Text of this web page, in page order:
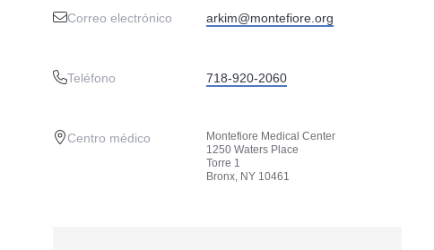
Correo electrónico arkim@montefiore.org
Teléfono 718-920-2060
Centro médico
Montefiore Medical Center
1250 Waters Place
Torre 1
Bronx, NY 10461